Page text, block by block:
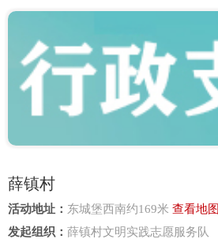
薛镇村
活动地址： 东城堡西南约169米 查看地图
发起组织： 薛镇村文明实践志愿服务队